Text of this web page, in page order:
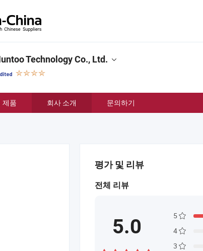
Technology Co., Ltd.
제품 회사 소개 문의하기
평가 및 리뷰
전체 리뷰
5.0 5
4
3